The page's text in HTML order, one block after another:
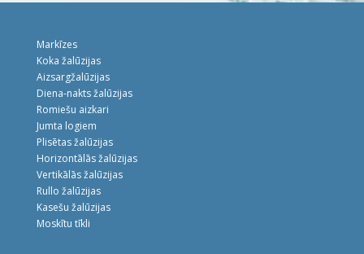
Markīzes
Koka žalūzijas
Aizsargžalūzijas
Diena-nakts žalūzijas
Romiešu aizkari
Jumta logiem
Plisētas žalūzijas
Horizontālās žalūzijas
Vertikālās žalūzijas
Rullo žalūzijas
Kasešu žalūzijas
Moskītu tīkli